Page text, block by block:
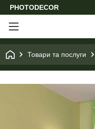
PHOTODECOR
Товари та послуги